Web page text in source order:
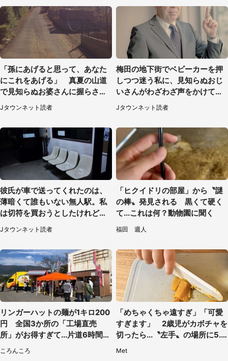
「孫にあげると思って、あなた
にこれをあげる」 真夏の山道
で見知らぬお婆さんに握らされ
たもの（山口県・30代女性）
Jタウンネット読者
梅田の地下街でベビーカーを押
しつつ迷う私に、見知らぬおじ
いさんがわざわざ声をかけてき
て（兵庫県・30代女性）
Jタウンネット読者
彼氏が車で送ってくれたのは、
薄暗くて誰もいない無人駅。私
は切符を買おうとしたけれど
（山形県・20代女性）
Jタウンネット読者
「ヒクイドリの部屋」から〝謎
の棒〟発見される 黒くて硬く
て...これは何？動物園に聞く
福田 週人
リンガーハットの麺が1キロ200
円 全国3か所の「工場直売
所」がお得すぎて...片道6時間か
ころんころ
「めちゃくちゃ遠すぎ」「可愛
すぎます」 2歳児がカボチャを
切ったら...〝左手〟の場所に5.3
Met